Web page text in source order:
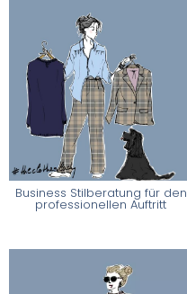
Business Stilberatung für den
professionellen Auftritt